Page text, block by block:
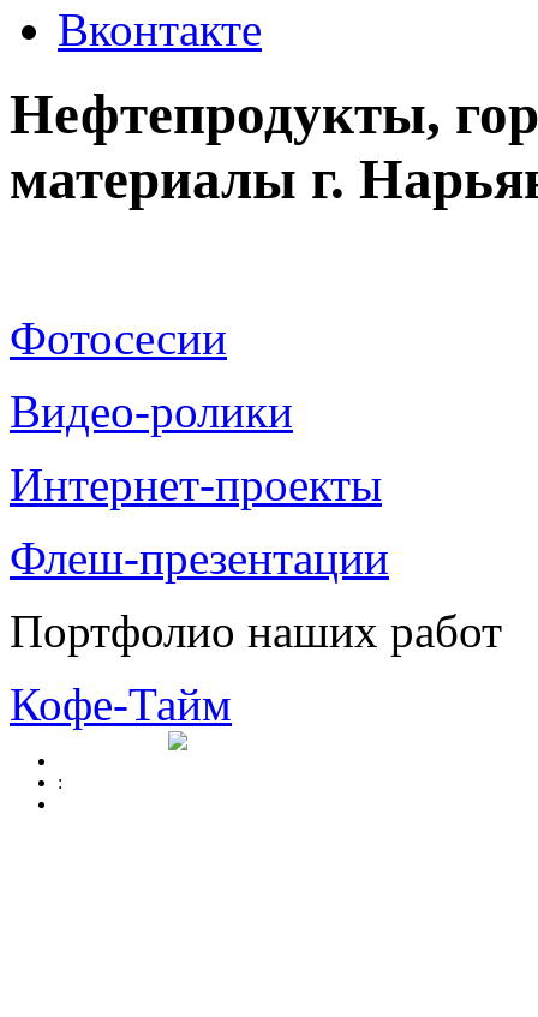
Вконтакте
Нефтепродукты,
материалы г.
Фотосесии
Видео-ролики
Интернет-проекты
Флеш-презентации
Портфолио наших работ
Кофе-Тайм
: